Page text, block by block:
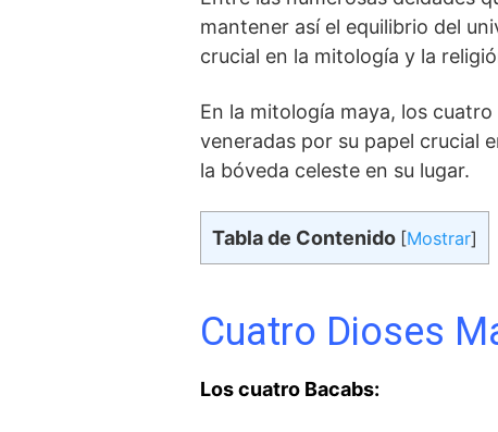
mantener así el equilibrio del‌
crucial en⁤ la mitología y la
En la mitología maya, los
veneradas por su papel crucial
la bóveda celeste en su lugar.
Tabla de Contenido [Mostrar]
Cuatro Dioses
Los cuatro Bacabs: